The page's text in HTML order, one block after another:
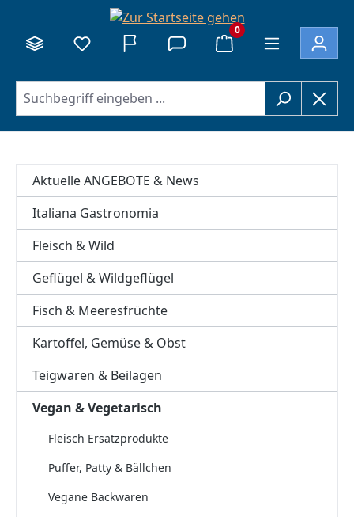
0
Aktuelle ANGEBOTE & News
Italiana Gastronomia
Fleisch & Wild
Geflügel & Wildgeflügel
Fisch & Meeresfrüchte
Kartoffel, Gemüse & Obst
Teigwaren & Beilagen
Vegan & Vegetarisch
Fleisch Ersatzprodukte
Puffer, Patty & Bällchen
Vegane Backwaren